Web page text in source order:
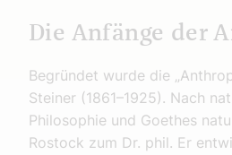
Die Anfänge der
Begründet wurde die
Steiner (1861–1925). Nach
Philosophie und Goethes
Rostock zum Dr. phil. Er